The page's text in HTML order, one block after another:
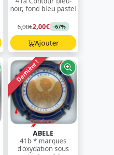
noir, fond bleu pastel
6,00€2,00€ -67%
Ajouter
Dernière !
ABELE
41b * marques
d'oxydation sous